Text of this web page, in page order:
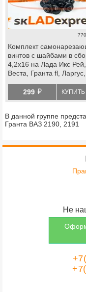
Комплект
винтов с шайбами в
4,2х16 на Лада Икс Рей,
Веста, Гранта fl,
Каптюр
299 й КУПИТЬ
В данной группе
Гранта ВАЗ 2190, 2191
Не